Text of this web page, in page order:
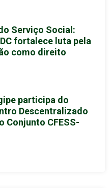
Serviço Social:
fortalece luta pela
como direito
participa do
Descentralizado
Conjunto CFESS-